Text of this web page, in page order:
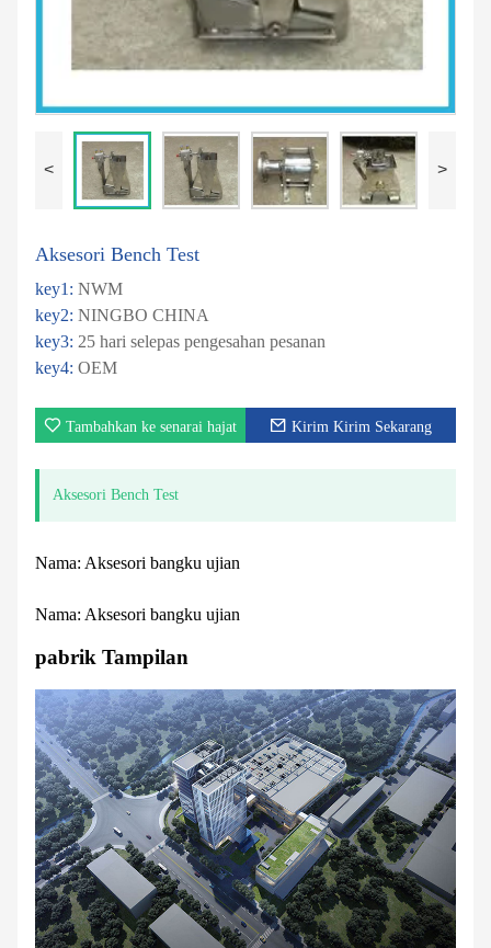
< >
Aksesori Bench Test
key1: NWM
key2: NINGBO CHINA
key3: 25 hari selepas pengesahan pesanan
key4: OEM
Tambahkan ke senarai hajat Kirim Kirim Sekarang
Aksesori Bench Test
Nama: Aksesori bangku ujian
Nama: Aksesori bangku ujian
pabrik Tampilan